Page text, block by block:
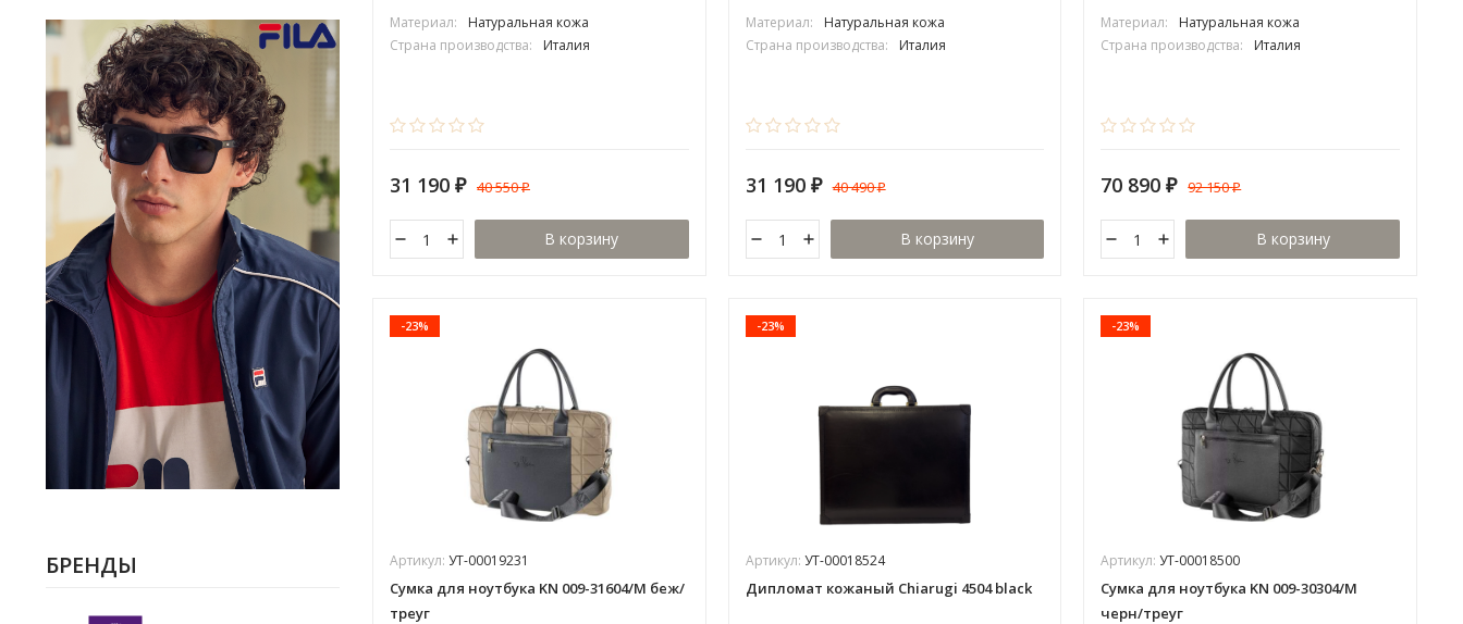
БРЕНДЫ
Материал:
Натуральная кожа
Страна производства:
Италия
31 190 ₽ 40 550₽
В корзину
Материал:
Натуральная кожа
Страна производства:
Италия
31 190 ₽ 40 490₽
В корзину
Материал:
Натуральная кожа
Страна производства:
Италия
70 890₽ 92 150₽
В корзину
-23%
Артикул: УТ-00019231
Сумка для ноутбука KN 009-31604/М беж/
треуг
-23%
Артикул: УТ-00018524
Дипломат кожаный Chiarugi 4504 black
-23%
Артикул:УТ-00018500
Сумка для ноутбука KN 009-30304/М
черн/треуг